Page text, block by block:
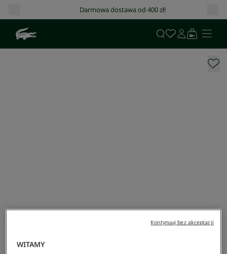
Darmowa dostawa od 400 zł!
WITAMY
Kontynuuj bez akceptacji